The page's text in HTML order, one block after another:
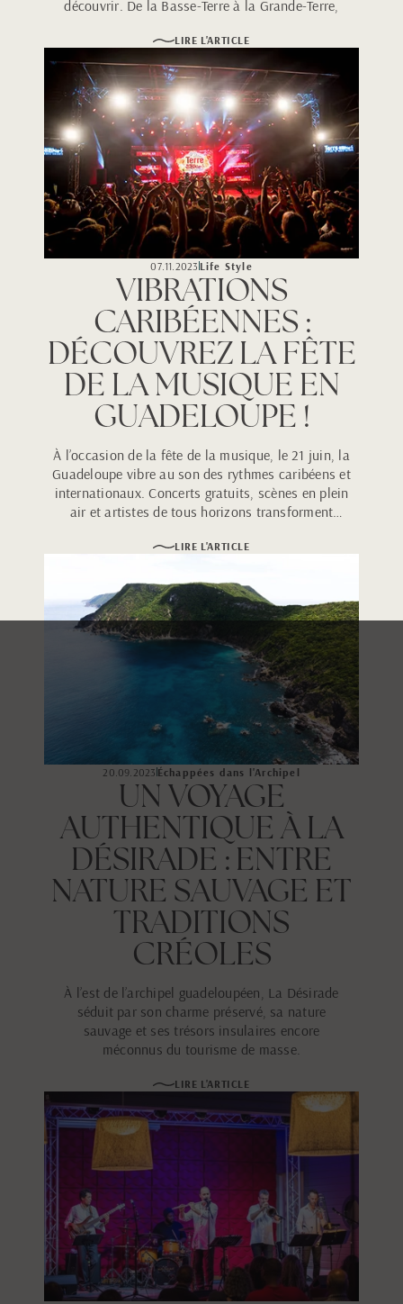
découvrir. De la Basse-Terre à la Grande-Terre,
qui rendront votre séjour aussi riche
qu’inoubliable.
LIRE L'ARTICLE
07.11.2023 Life Style
VIBRATIONS
CARIBÉENNES :
DÉCOUVREZ LA FÊTE
DE LA MUSIQUE EN
GUADELOUPE !
À l’occasion de la fête de la musique, le 21 juin, la
Guadeloupe vibre au son des rythmes caribéens et
internationaux. Concerts gratuits, scènes en plein
air et artistes de tous horizons transforment
populaire.
LIRE L'ARTICLE
20.09.2023Échappées dans l'Archipel
UN VOYAGE
AUTHENTIQUE À LA
DÉSIRADE : ENTRE
NATURE SAUVAGE ET
TRADITIONS
CRÉOLES
À l’est de l’archipel guadeloupéen, La Désirade
séduit par son charme préservé, sa nature
sauvage et ses trésors insulaires encore
méconnus du tourisme de masse.
LIRE L'ARTICLE